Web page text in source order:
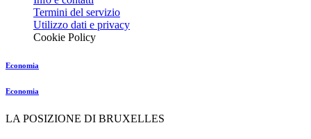
Termini del servizio
Utilizzo dati e privacy
Cookie Policy
Economia
Economia
LA POSIZIONE DI BRUXELLES